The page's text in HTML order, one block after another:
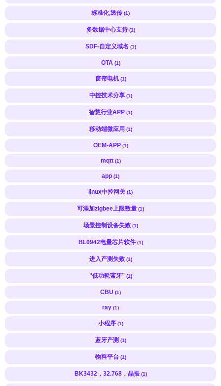
标准化,透传 (1)
多数据中心支持 (1)
SDF-自定义域名 (1)
OTA (1)
窗帘电机 (1)
中控技术分享 (1)
智慧行业APP (1)
移动端微应用 (1)
OEM-APP (1)
mqtt (1)
app (1)
linux中控网关 (1)
可添加zigbee上限数量 (1)
场景控制设备失败 (1)
BL0942电量芯片软件 (1)
进入产测失败 (1)
“低功耗蓝牙” (1)
CBU (1)
ray (1)
小程序 (1)
蓝牙产测 (1)
物料平台 (1)
BK3432，32.768，晶掁 (1)